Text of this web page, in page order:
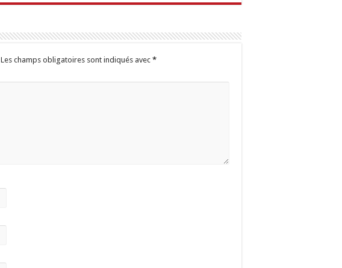
Les champs obligatoires sont indiqués avec *